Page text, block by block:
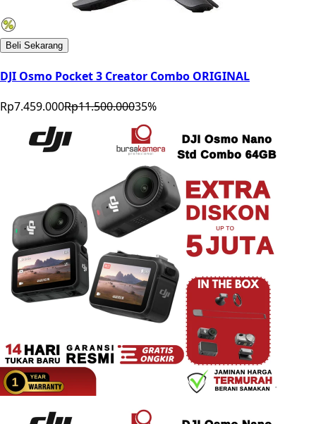
Beli Sekarang
DJI Osmo Pocket 3 Creator Combo ORIGINAL
Rp7.459.000Rp11.500.00035%